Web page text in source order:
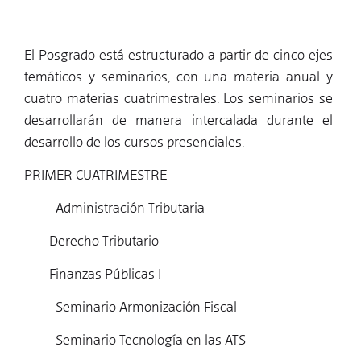
El Posgrado está estructurado a partir de cinco ejes
temáticos y seminarios, con una materia anual y
cuatro materias cuatrimestrales. Los seminarios se
desarrollarán de manera intercalada durante el
desarrollo de los cursos presenciales.
PRIMER CUATRIMESTRE
- Administración Tributaria
- Derecho Tributario
- Finanzas Públicas I
- Seminario Armonización Fiscal
- Seminario Tecnología en las ATS